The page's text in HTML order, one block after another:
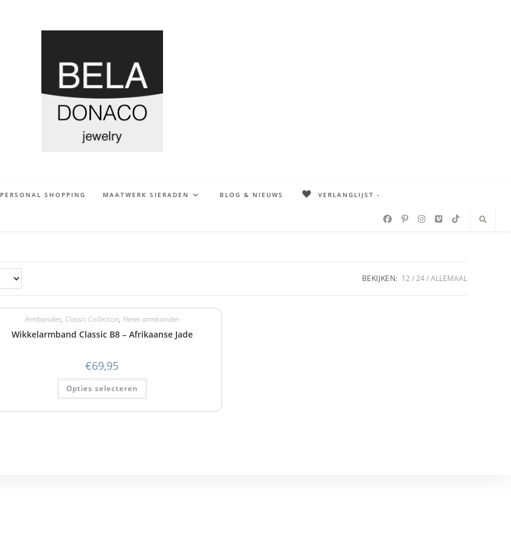
PERSONAL SHOPPING MAATWERK SIERADEN BLOG & NIEUWS VERLANGLIJST -
BEKIJKEN: 12 24 ALLEMAAL
Armbanden, Classic Collection, Heren armbanden
Wikkelarmband Classic B8 – Afrikaanse Jade
€69,95
Opties selecteren